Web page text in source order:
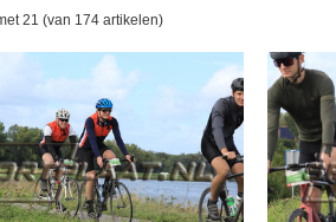
21 (van 174 artikelen)